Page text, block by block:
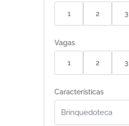
1 2 3
Vagas
1 2 3
Características